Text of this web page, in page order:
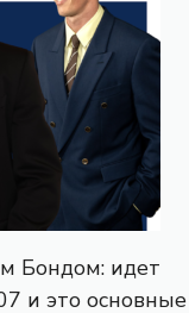
Бондом: идет
и это основные